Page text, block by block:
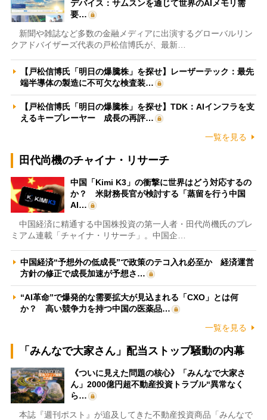
デバイス：サムスンを通じて世界のAIメモリ需
要…
新聞や雑誌など多数の金融メディアに出演するグローバルリン
クアドバイザーズ代表の戸松信博氏が、最新…
【戸松信博氏「明日の爆騰株」を探せ】レーザーテック：最先
端半導体の製造に不可欠な検査装…
【戸松信博氏「明日の爆騰株」を探せ】TDK：AIインフラを支
えるキープレーヤー 成長の再評…
一覧を見る
田代尚機のチャイナ・リサーチ
中国「Kimi K3」の衝撃に世界はどう対応するの
か？ 米財務長官が検討する「蒸留を行う中国
AI…
中国経済に精通する中国株投資の第一人者・田代尚機氏のプレ
ミアム連載「チャイナ・リサーチ」。中国企…
中国経済“予想外の低成長”で政策のテコ入れ必至か 経済運営
方針の修正で成長加速が予想さ…
“AI革命”で爆発的な需要拡大が見込まれる「CXO」とは何
か？ 高い競争力を持つ中国の医薬品…
一覧を見る
「みんなで大家さん」配当ストップ騒動の内幕
《ついに見えた問題の核心》「みんなで大家さ
ん」2000億円超不動産投資トラブル“異常なく
ら…
本誌『週刊ポスト』が追及してきた不動産投資商品「みんなで